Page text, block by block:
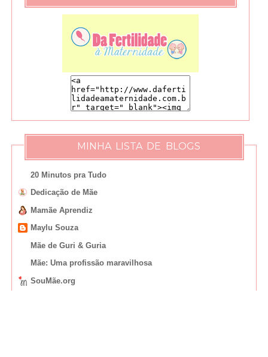
MINHA LISTA DE BLOGS
20 Minutos pra Tudo
Dedicação de Mãe
Mamãe Aprendiz
Maylu Souza
Mãe de Guri & Guria
Mãe: Uma profissão maravilhosa
SouMãe.org